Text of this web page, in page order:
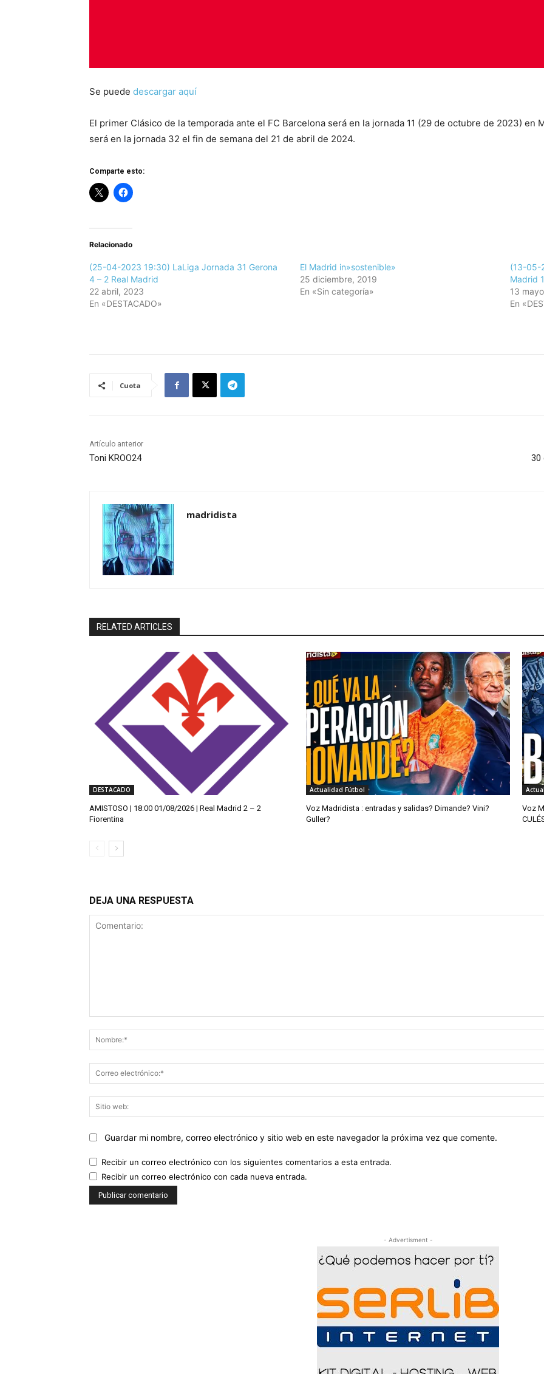
Se puede descargar aquí
El primer Clásico de la temporada ante el FC Barcelona será en la jornada 11 (29 de octubre de 2023) en
será en la jornada 32 el fin de semana del 21 de abril de 2024.
Comparte esto:
Relacionado
(25-04-2023 19:30) LaLiga Jornada 31 Gerona
4 – 2 Real Madrid
22 abril, 2023
En «DESTACADO»
El Madrid in»sostenible»
25 diciembre, 2019
En «Sin categoría»
(13-05-
Madrid
13
En
Cuota
Artículo anterior
Toni KROO24 30
madridista
RELATED ARTICLES
DESTACADO
AMISTOSO | 18:00 01/08/2026 | Real Madrid 2 – 2
Fiorentina
Actualidad Fútbol
Voz Madridista : entradas y salidas? Dimande? Vini?
Guller?
Voz
DEJA UNA RESPUESTA
Guardar mi nombre, correo electrónico y sitio web en este navegador la próxima vez que comente.
Recibir un correo electrónico con los siguientes comentarios a esta entrada.
Recibir un correo electrónico con cada nueva entrada.
- Advertisment -